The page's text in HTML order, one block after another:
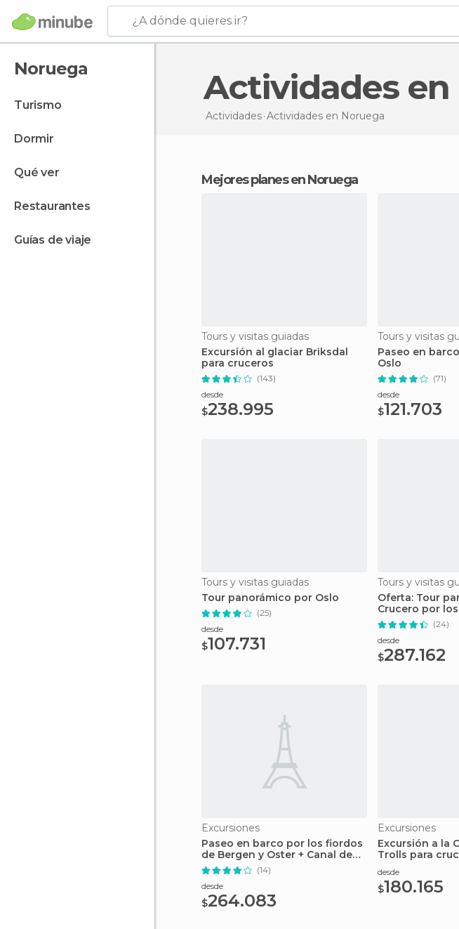
¿A dónde quieres ir?
Noruega
turismo
dormir
qué ver
restaurantes
guías de viaje
Actividades
Actividades Actividades en Noruega
Mejores planes en Noruega
Tours y visitas guiadas
Excursión al glaciar Briksdal
para cruceros
(143)
desde
$238.995
Tours y visitas
Paseo en
Oslo
(71)
desde
$121.703
Tours y visitas guiadas
Tour panorámico por Oslo
(25)
desde
$107.731
Tours y visitas
Oferta: Tour
Crucero por
(24)
desde
$287.162
Excursiones
Paseo en barco por los fiordos
de Bergen y Oster + Canal de
Mostraumen
(14)
desde
$264.083
Excursiones
Excursión a la
Trolls para
desde
$180.165